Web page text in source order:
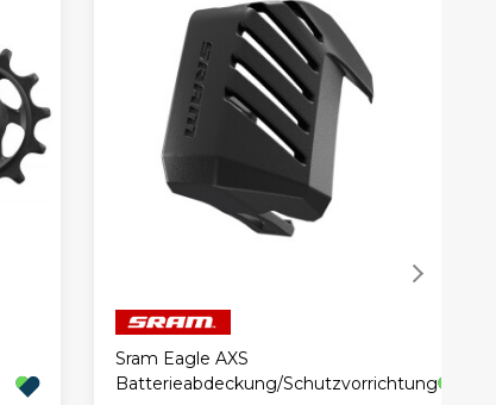
Sram Eagle AXS
Batterieabdeckung/Schutzvorrichtung